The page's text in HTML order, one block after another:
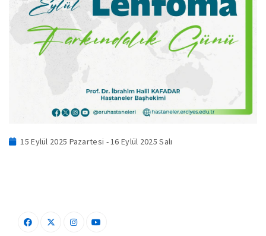
15 Eylül 2025 Pazartesi - 16 Eylül 2025 Salı